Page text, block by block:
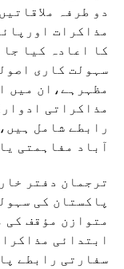
دو طرفہ
مذاکرات
کا اعادہ کیا
سہولت کاری
مظہرہے،ان میں
مذاکراتی
رابطے شامل
آباد مفاہمتی
ترجمان دفتر
پاکستان کی
متوازن مؤقف کی
ابتدائی
سفارتی رابطے